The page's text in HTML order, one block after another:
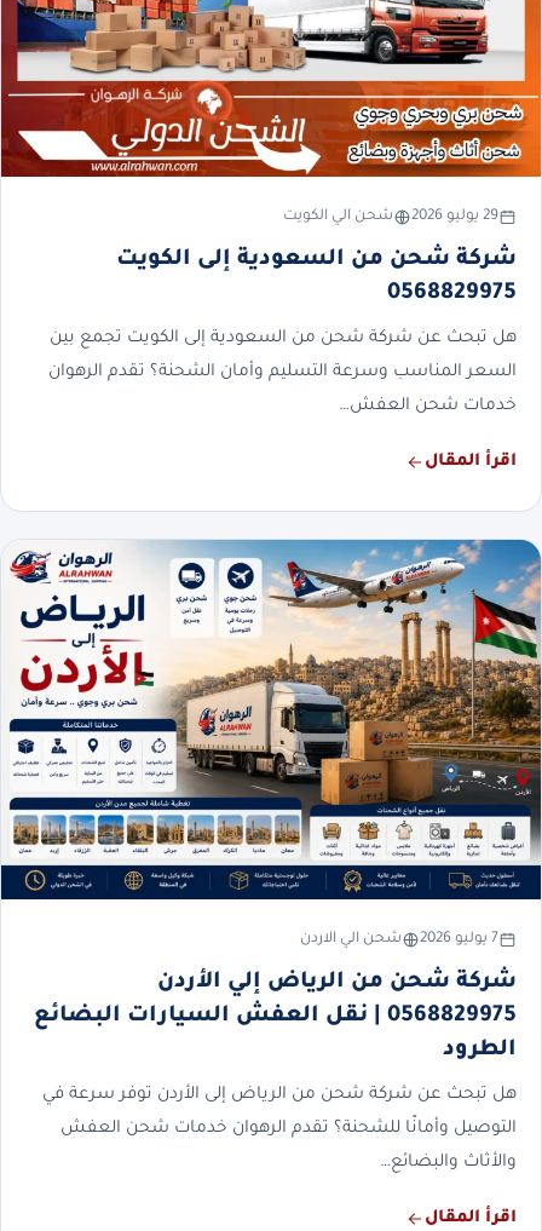
29 يوليو 2026 شحن الي الكويت
شركة شحن من السعودية إلى الكويت
0568829975
هل تبحث عن شركة شحن من السعودية إلى الكويت تجمع بين
السعر المناسب وسرعة التسليم وأمان الشحنة؟ تقدم الرهوان
خدمات شحن العفش…
اقرأ المقال
7 يوليو 2026 شحن الي الاردن
شركة شحن من الرياض إلي الأردن
0568829975 | نقل العفش السيارات البضائع
الطرود
هل تبحث عن شركة شحن من الرياض إلى الأردن توفر سرعة في
التوصيل وأمانًا للشحنة؟ تقدم الرهوان خدمات شحن العفش
والأثاث والبضائع…
اقرأ المقال